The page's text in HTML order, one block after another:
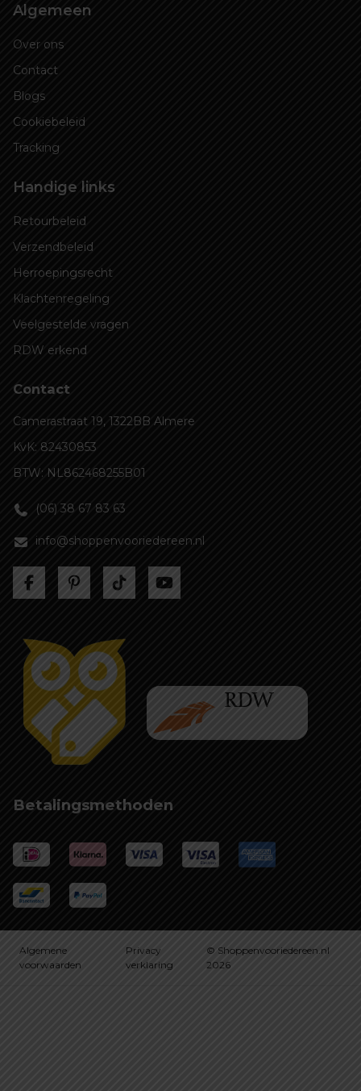
Algemeen
Over ons
Contact
Blogs
Cookiebeleid
Tracking
Handige links
Retourbeleid
Verzendbeleid
Herroepingsrecht
Klachtenregeling
Veelgestelde vragen
RDW erkend
Contact
Camerastraat 19, 1322BB Almere
KvK: 82430853
BTW: NL862468255B01
(06) 38 67 83 63
info@shoppenvooriedereen.nl
Betalingsmethoden
Algemene
voorwaarden
Privacy
verklaring
© Shoppenvooriedereen.nl
2026